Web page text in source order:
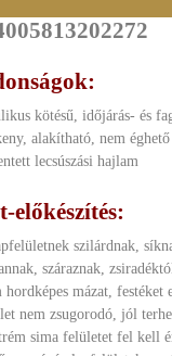
kötésű, időjárás- és
alakítható, nem éghető
lecsúszási hajlam
előkészítés:
szilárdnak,
száraznak,
hordképes mázat,
nem zsugorodó, jól
sima felületet fel kell